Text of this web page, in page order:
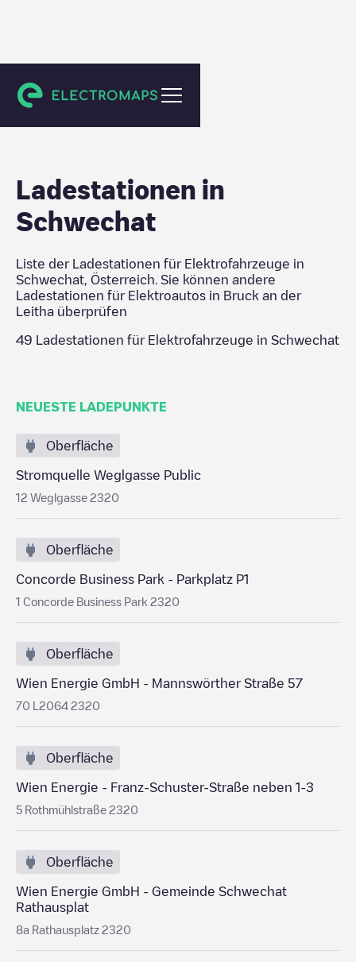
Bruck an der Leitha
Ladestationen in
Schwechat
Liste der Ladestationen für Elektrofahrzeuge in
Schwechat Österreich . Sie können andere
Ladestationen für Elektroautos in Bruck an der
Leitha überprüfen
49 Ladestationen für Elektrofahrzeuge in Schwechat
NEUESTE LADEPUNKTE
Oberfläche
Stromquelle Weglgasse Public
12 Weglgasse 2320
Oberfläche
Concorde Business Park - Parkplatz P1
1 Concorde Business Park 2320
Oberfläche
Wien Energie GmbH - Mannswörther Straße 57
70 L2064 2320
Oberfläche
Wien Energie - Franz-Schuster-Straße neben 1-3
5 Rothmühlstraße 2320
Oberfläche
Wien Energie GmbH - Gemeinde Schwechat
Rathausplat
8a Rathausplatz 2320